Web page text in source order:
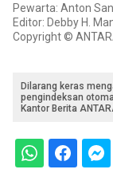
Pewarta: Anton
Editor: Debby H.
Copyright ©
Dilarang keras
pengindeksan
Kantor Berita